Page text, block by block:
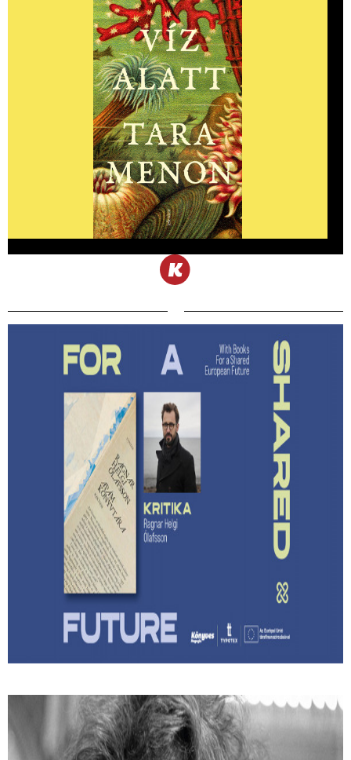
Lehet-e izgalmas egy
hagyatékfelszámolás? – Ragnar Helgi
Ólafsson: Apám könyvtára
Megmenthető-e a feledéstől mindaz, ami számunkra
értékes akkor, ha írunk róla?